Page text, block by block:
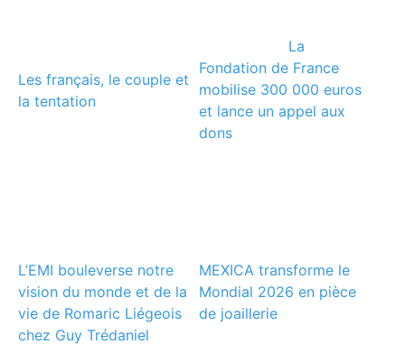
Les français, le couple et
la tentation
La
Fondation de France
mobilise 300 000 euros
et lance un appel aux
dons
L’EMI bouleverse notre
vision du monde et de la
vie de Romaric Liégeois
chez Guy Trédaniel
MEXICA transforme le
Mondial 2026 en pièce
de joaillerie